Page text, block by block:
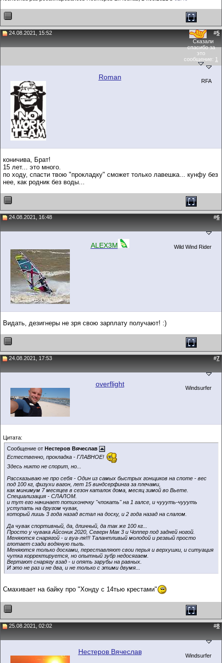
24.08.2021, 15:52 #5
Сказали
спасибо за
это
сообщение: 1
Roman RFA
коничива, Брат!
15 лет... это много.
по ходу, спасти твою "прокладку" сможет только лавешка... кунфу без
нее, как родник без воды...
24.08.2021, 16:48 #6
ALEX3M Wild Wind Rider
Видать, дезигнеры не зря свою зарплату получают! :)
24.08.2021, 17:53 #7
overflight Windsurfer
Цитата:
Сообщение от Нестеров Вячеслав
Естественно, прокладка - ГЛАВНОЕ!
Здесь никто не спорит, но...
Рассказываю не про себя - Один из самых быстрых гонщиков на споте - вес
под 100 кг, физухи вагон, лет 15 виндсерфинга за плечами,
как минимум 7 месяцев в сезон каталок дома, месяц зимой во Вьете.
Специализация - СЛАЛОМ.
и тут его начинает потихонечку "чпокать" на 1 галсе, и чуууть-чуууть
уступать на другом чувак,
который лишь 3 года назад встал на доску, и 2 года назад на слалом.
Да чувак спортивный, да, длинный, да так же 100 кг...
Просто у чувака Айсоник 2020, Северн Мак 3 и Чоппер под задней ногой.
Меняются снарягой - и вуа-ля!!! Талантливый молодой и резвый просто
глотает сзади водяную пыль.
Меняются только досками, переставляют свои перья и верхушки, и ситуация
чутка корректируется, но опытный зубр недосягаем.
Вертают снарягу взад - и опять зарубы на равных.
И это не раз и не два, и не только с этими двумя...
Смахивает на байку про "Хонду с 14тью крестами"
25.08.2021, 02:02 #8
Нестеров Вячеслав Windsurfer